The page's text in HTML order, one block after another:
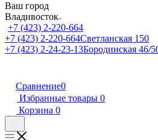
Ваш город
Владивосток
+7 (423) 2-220-664
+7 (423) 2-220-664Светланская 150
+7 (423) 2-24-23-13Бородинская 46/
Сравнение0
Избранные товары 0
Корзина 0